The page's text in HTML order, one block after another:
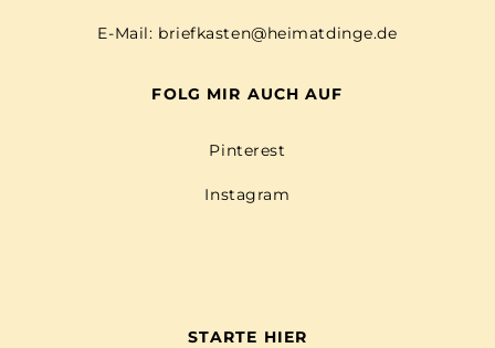
E-Mail: briefkasten@heimatdinge.de
FOLG MIR AUCH AUF
Pinterest
Instagram
STARTE HIER